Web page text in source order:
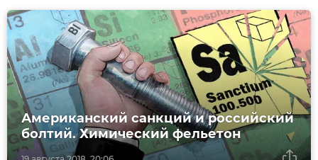
Американский санкций и российский
болтий. Химический фельетон